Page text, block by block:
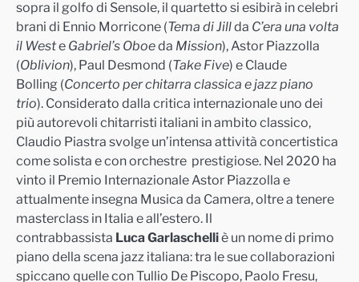
sopra il golfo di Sensole, il quartetto si esibirà in celebri
brani di Ennio Morricone (Tema di Jillda C’era una volta
il Weste Gabriel’s Oboeda Mission), Astor Piazzolla
(Oblivion), Paul Desmond (Take Five) e Claude
Bolling (Concerto per chitarra classica e jazz piano
trio). Considerato dalla critica internazionale uno dei
più autorevoli chitarristi italiani in ambito classico,
Claudio Piastra svolge un’intensa attività concertistica
come solista e con orchestre prestigiose. Nel 2020 ha
vinto il Premio Internazionale Astor Piazzolla e
attualmente insegna Musica da Camera, oltre a tenere
masterclass in Italia e all’estero. Il
contrabbassista Luca Garlaschelliè un nome di primo
piano della scena jazz italiana: tra le sue collaborazioni
spiccano quelle con Tullio De Piscopo, Paolo Fresu,